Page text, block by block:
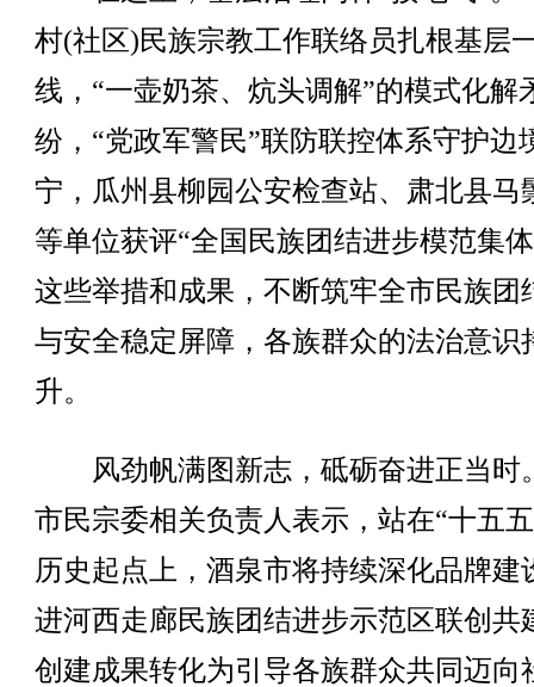
村(社区)民族宗教工作联络员扎根基层
线，“一壶奶茶、炕头调解”的模式化解
纷，“党政军警民”联防联控体系守护边
宁，瓜州县柳园公安检查站、肃北县马
等单位获评“全国民族团结进步模范集
这些举措和成果，不断筑牢全市民族团
与安全稳定屏障，各族群众的法治意识
升。
风劲帆满图新志，砥砺奋进正当时
市民宗委相关负责人表示，站在“十五
历史起点上，酒泉市将持续深化品牌建
进河西走廊民族团结进步示范区联创共
创建成果转化为引导各族群众共同迈向